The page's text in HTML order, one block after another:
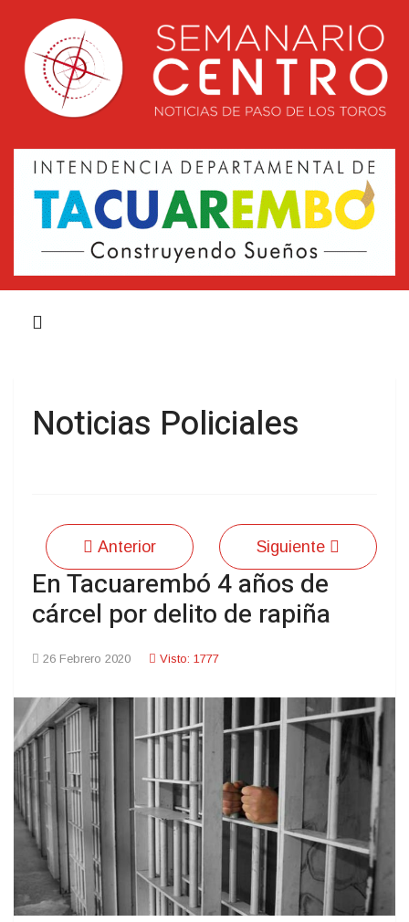
Noticias Policiales
Anterior Siguiente
En Tacuarembó 4 años de
cárcel por delito de rapiña
26 Febrero 2020 Visto: 1777